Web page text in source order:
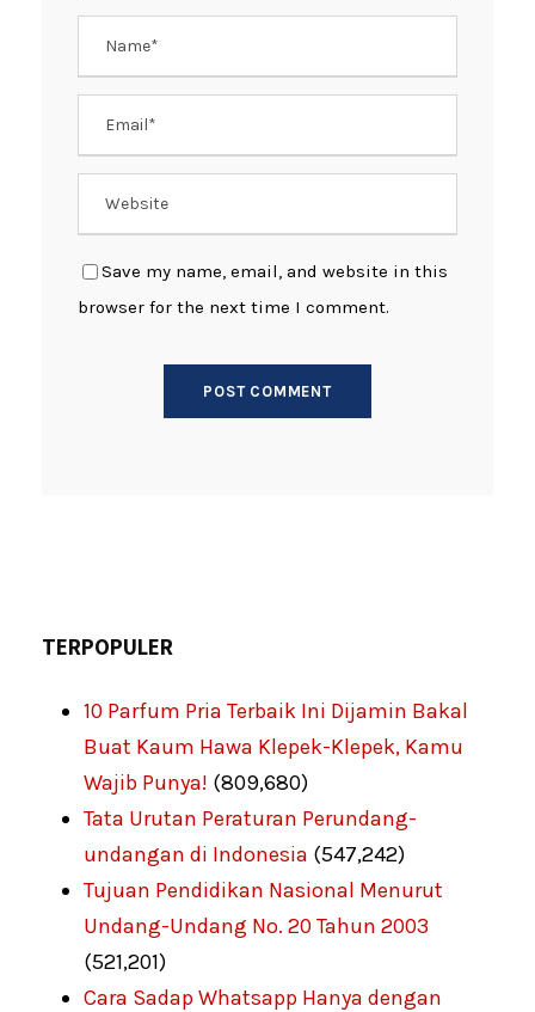
Save my name, email, and website in this
browser for the next time I comment.
TERPOPULER
10 Parfum Pria Terbaik Ini Dijamin Bakal
Buat Kaum Hawa Klepek-Klepek, Kamu
Wajib Punya! (809,680)
Tata Urutan Peraturan Perundang-
undangan di Indonesia (547,242)
Tujuan Pendidikan Nasional Menurut
Undang-Undang No. 20 Tahun 2003
(521,201)
Cara Sadap Whatsapp Hanya dengan